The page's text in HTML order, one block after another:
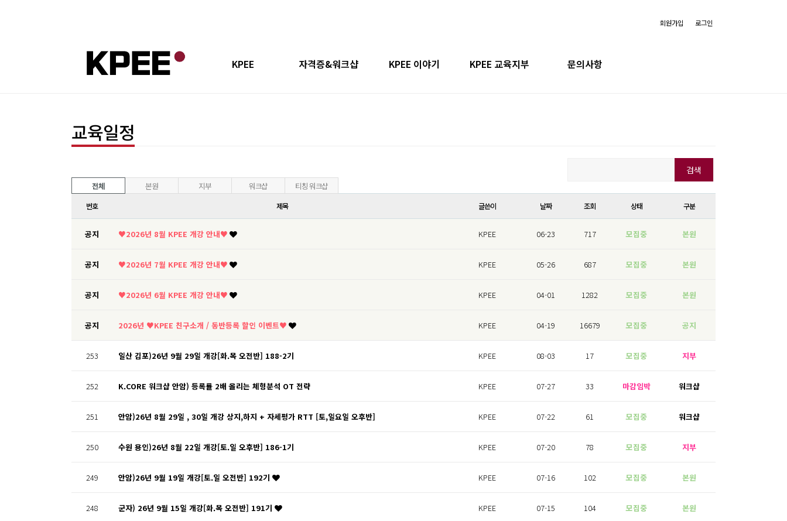
로그인
회원가입
KPEE
공지사항
자격증&워크샵
상지,하지+자세평가
KPEE 이야기 KPEE 교육지부 문의사항
교육일정
전체 본원 지부 워크샵 티칭 워크샵
번호 제목 글쓴이 날짜 조회 상태 구분
공지 ♥2026년 8월 KPEE 개강 안내♥ KPEE 06-23 717 모집중 본원
공지 ♥2026년 7월 KPEE 개강 안내♥ KPEE 05-26 687 모집중 본원
공지 ♥2026년 6월 KPEE 개강 안내♥ KPEE 04-01 1282 모집중 본원
공지 2026년 ♥KPEE 친구소개 / 동반등록 할인 이벤트♥ KPEE 04-19 16679 모집중 공지
253 일산 김포)26년 9월 29일 개강[화.목 오전반] 188-2기 KPEE 08-03 17 모집중 지부
252 K.CORE 워크샵 안암) 등록률 2배 올리는 체형분석 OT 전략 KPEE 07-27 33 마감임박 워크샵
251 안암)26년 8월 29일 , 30일 개강 상지,하지 + 자세평가 RTT [토,일요일 오후반] KPEE 07-22 61 모집중 워크샵
250 수원 용인)26년 8월 22일 개강[토.일 오후반] 186-1기 KPEE 07-20 78 모집중 지부
249 안암)26년 9월 19일 개강[토.일 오전반] 192기 KPEE 07-16 102 모집중 본원
248 군자) 26년 9월 15일 개강[화.목 오전반] 191기 KPEE 07-15 104 모집중 본원